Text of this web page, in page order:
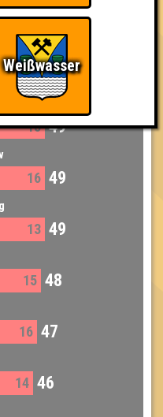
17 50
16 49
15 49
16 49
13 49
15 48
16 47
14 46
Weißwasser